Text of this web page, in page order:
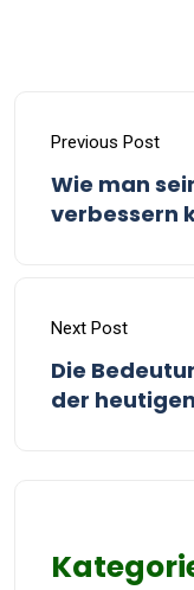
Previous Post
Wie man
verbessern
Next Post
Die
der